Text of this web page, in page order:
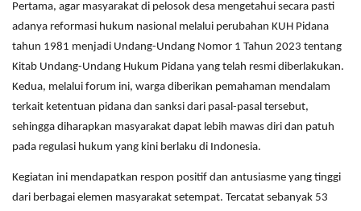
Pertama, agar masyarakat di pelosok desa mengetahui secara pasti
adanya reformasi hukum nasional melalui perubahan KUH Pidana
tahun 1981 menjadi Undang-Undang Nomor 1 Tahun 2023 tentang
Kitab Undang-Undang Hukum Pidana yang telah resmi diberlakukan.
Kedua, melalui forum ini, warga diberikan pemahaman mendalam
terkait ketentuan pidana dan sanksi dari pasal-pasal tersebut,
sehingga diharapkan masyarakat dapat lebih mawas diri dan patuh
pada regulasi hukum yang kini berlaku di Indonesia.
Kegiatan ini mendapatkan respon positif dan antusiasme yang tinggi
dari berbagai elemen masyarakat setempat. Tercatat sebanyak 53